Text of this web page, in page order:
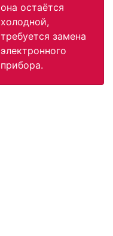
она остаётся
холодной,
требуется замена
электронного
прибора.